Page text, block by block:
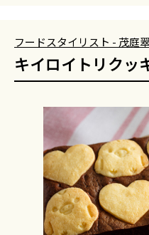
フードスタイリスト - 茂庭
キイロイトリクッ